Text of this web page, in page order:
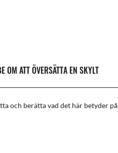
OM ATT ÖVERSÄTTA EN SKYLT
och berätta vad det här betyder på